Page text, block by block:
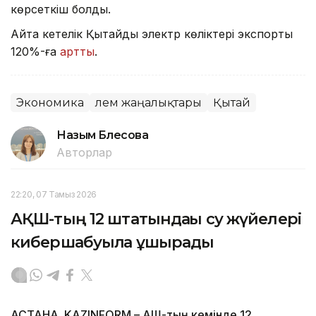
көрсеткіш болды.
Айта кетелік Қытайдың электр көліктері экспорты
120%-ға артты.
Экономика Әлем жаңалықтары Қытай
Назым Бөлесова
Авторлар
22:20, 07 Тамыз 2026
АҚШ-тың 12 штатындағы су жүйелері
кибершабуылға ұшырады